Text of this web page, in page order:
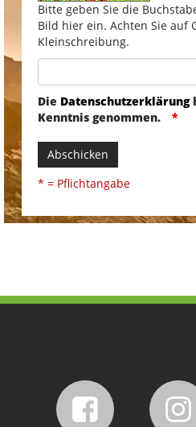
Bitte geben Sie die
Bild hier ein. Achten Sie auf
Kleinschreibung.
Die Datenschutzerklärung
Kenntnis genommen.
Abschicken
* = Pflichtangabe